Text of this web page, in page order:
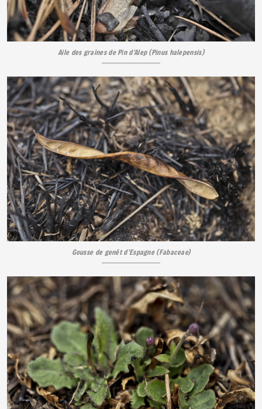
Aile des graines de Pin d’Alep (Pinus halepensis)
Gousse de genêt d’Espagne (Fabaceae)